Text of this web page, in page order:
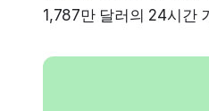
1,787만 달러의 24시간